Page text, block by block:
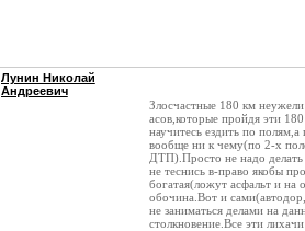
Лунин Николай
Андреевич
Злосчастные 180 км неужели
асов,которые пройдя эти
научитесь ездить по
вообще ни к чему(по 2-х
ДТП).Просто не надо делать
не теснись в-право якобы
богатая(ложут асфальт и на
обочина.Вот и
не заниматься делами на
столкновение.Все эти